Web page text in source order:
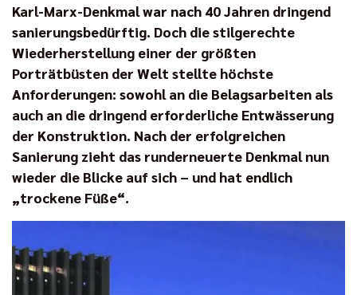
Karl-Marx-Denkmal war nach 40 Jahren dringend
sanierungsbedürftig. Doch die stilgerechte
Wiederherstellung einer der größten
Porträtbüsten der Welt stellte höchste
Anforderungen: sowohl an die Belagsarbeiten als
auch an die dringend erforderliche Entwässerung
der Konstruktion. Nach der erfolgreichen
Sanierung zieht das runderneuerte Denkmal nun
wieder die Blicke auf sich – und hat endlich
„trockene Füße“.